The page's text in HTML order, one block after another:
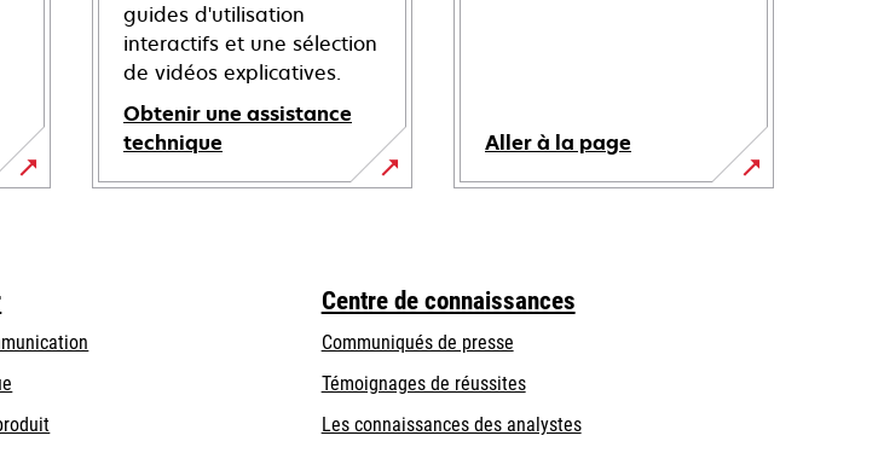
guides d'utilisation
interactifs et une sélection
de vidéos explicatives.
Obtenir une assistance
technique
s’ouvre
Aller à la page
dans
un
Centre de connaissances
Communiqués de presse
Témoignages de réussites
Les connaissances des analystes